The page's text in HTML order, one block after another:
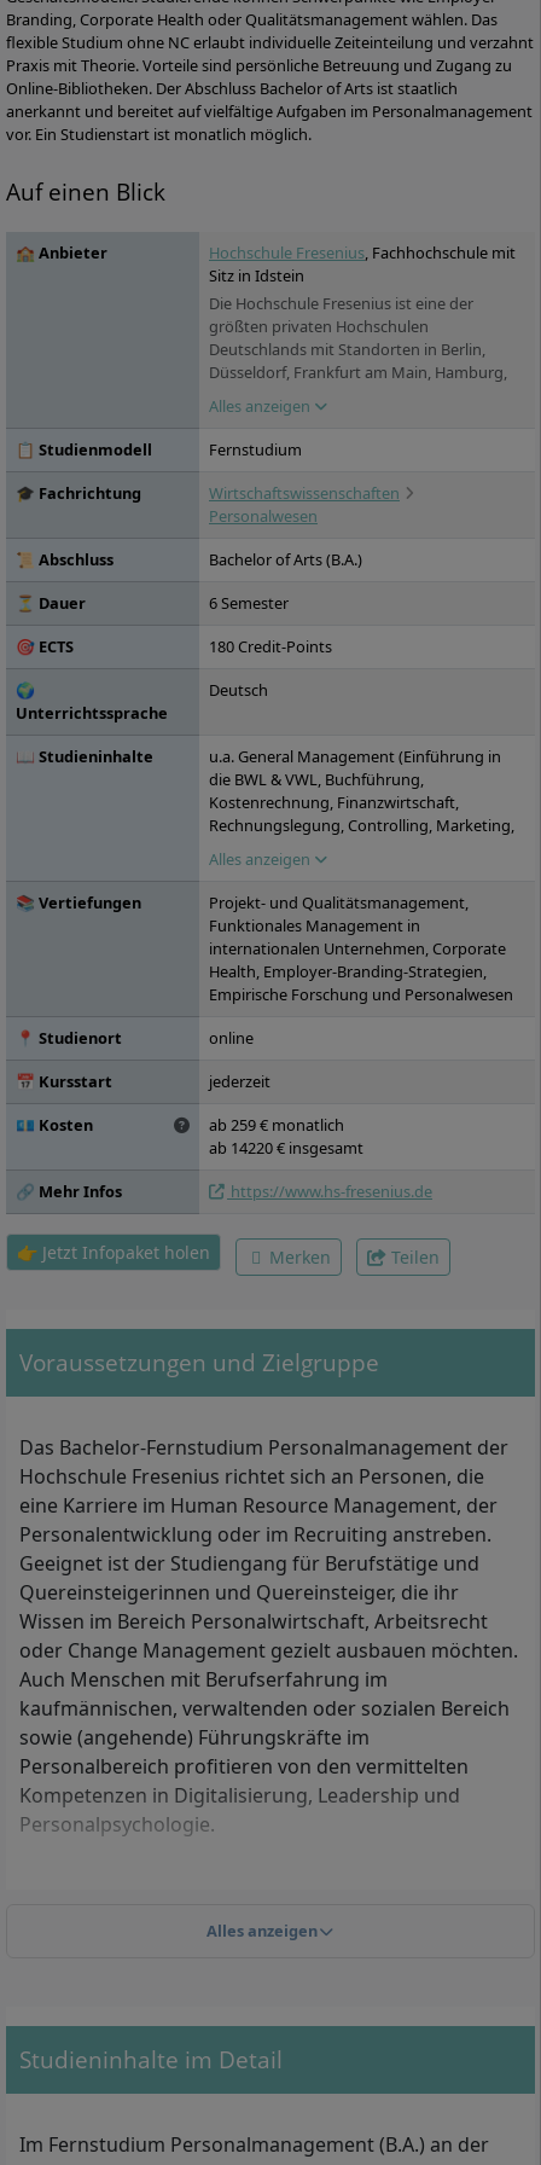
Branding, Corporate Health oder Qualitätsmanagement wählen. Das
flexible Studium ohne NC erlaubt individuelle Zeiteinteilung und verzahnt
Praxis mit Theorie. Vorteile sind persönliche Betreuung und Zugang zu
Online-Bibliotheken. Der Abschluss Bachelor of Arts ist staatlich
anerkannt und bereitet auf vielfältige Aufgaben im Personalmanagement
vor. Ein Studienstart ist monatlich möglich.
Auf einen Blick
🏫 Anbieter Hochschule Fresenius, Fachhochschule mit
Sitz in Idstein
Die Hochschule Fresenius ist eine der
größten privaten Hochschulen
Deutschlands mit Standorten in Berlin,
Düsseldorf, Frankfurt am Main, Hamburg,
Idstein, Köln, München und Wiesbaden. In
den Bereichen Chemie & Biologie,
Wirtschaft & Medien, Gesundheit & Soziales
Bachelor- und Masterstudiengänge sowie
Aus- und Weiterbildungen an. Ein Studium
Fernstudium möglich.
Alles anzeigen
📋 Studienmodell
Fernstudium
🎓 Fachrichtung
Wirtschaftswissenschaften
Personalwesen
📜 Abschluss
Bachelor of Arts (B.A.)
⏳ Dauer
6 Semester
🎯 ECTS
180 Credit-Points
🌍
Unterrichtssprache
Deutsch
📖 Studieninhalte
u.a. General Management (Einführung in
die BWL & VWL, Buchführung,
Kostenrechnung, Finanzwirtschaft,
Rechnungslegung, Controlling, Marketing,
Marktforschung, Online-Business, Online-
Marketing, Public Relations, CSR und
Nachhaltige Unternehmensführung,
Internationale Unternehmensführung),
Recht (Bürgerliches Recht, Handels-,
Gesellschafts- und Arbeitsrecht),
Professionalisierung (Selbstorganisiertes-
und Wissenschaftliches Lernen,
Kommunikation, Präsentation, Business
Competence), Digitalisierung (Digitale
Agile Arbeitsmodelle, Nachhaltiges HR
Management), Personalmanagement
Operatives Personalmanagement, Change
Personalberatung, Grundlagen Coaching),
Personalpsychologie (Personalführung,
Personalpsychologie)
Alles anzeigen
📚 Vertiefungen
Projekt- und Qualitätsmanagement,
Funktionales Management in
internationalen Unternehmen, Corporate
Health, Employer-Branding-Strategien,
Empirische Forschung und Personalwesen
📍 Studienort
online
📅 Kursstart
jederzeit
💶 Kosten
ab 259 € monatlich
ab 14220 € insgesamt
🔗 Mehr Infos
https://www.hs-fresenius.de
👉 Jetzt Infopaket holen Merken Teilen
Voraussetzungen und Zielgruppe
Das Bachelor-Fernstudium Personalmanagement der
Hochschule Fresenius richtet sich an Personen, die
eine Karriere im Human Resource Management, der
Personalentwicklung oder im Recruiting anstreben.
Geeignet ist der Studiengang für Berufstätige und
Quereinsteigerinnen und Quereinsteiger, die ihr
Wissen im Bereich Personalwirtschaft, Arbeitsrecht
oder Change Management gezielt ausbauen möchten.
Auch Menschen mit Berufserfahrung im
kaufmännischen, verwaltenden oder sozialen Bereich
sowie (angehende) Führungskräfte im
Personalbereich profitieren von den vermittelten
Kompetenzen in Digitalisierung, Leadership und
Personalpsychologie.
Mit Abitur:Allgemeine Hochschulreife (Abitur)
berechtigt dich zur direkten Einschreibung.
fachgebundene Hochschulreife berechtigen zum
Alles anzeigen
Studieninhalte im Detail
Im Fernstudium Personalmanagement (B.A.) an der